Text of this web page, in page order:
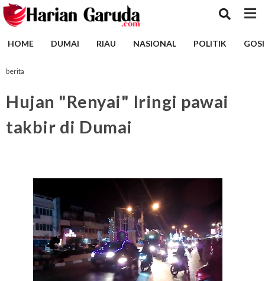
HOME DUMAI RIAU NASIONAL POLITIK
berita
Hujan "Renyai" Iringi pawai
takbir di Dumai